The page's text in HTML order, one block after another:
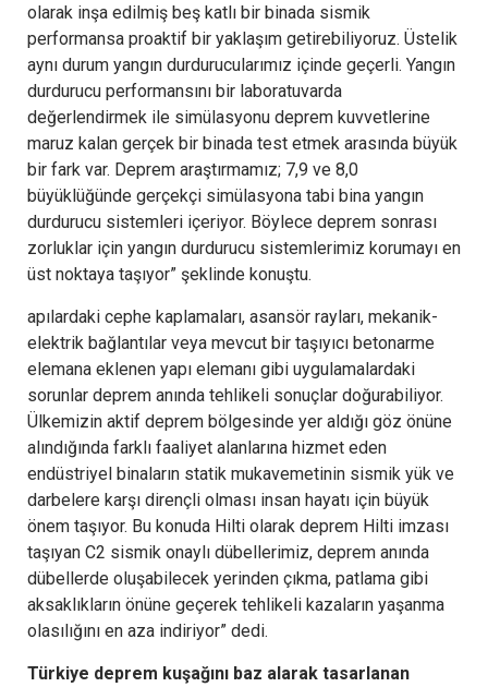
olarak inşa edilmiş beş katlı bir binada sismik
performansa proaktif bir yaklaşım getirebiliyoruz. Üstelik
aynı durum yangın durdurucularımız içinde geçerli. Yangın
durdurucu performansını bir laboratuvarda
değerlendirmek ile simülasyonu deprem kuvvetlerine
maruz kalan gerçek bir binada test etmek arasında büyük
bir fark var. Deprem araştırmamız; 7,9 ve 8,0
büyüklüğünde gerçekçi simülasyona tabi bina yangın
durdurucu sistemleri içeriyor. Böylece deprem sonrası
zorluklar için yangın durdurucu sistemlerimiz korumayı en
üst noktaya taşıyor” şeklinde konuştu.
apılardaki cephe kaplamaları, asansör rayları, mekanik-
elektrik bağlantılar veya mevcut bir taşıyıcı betonarme
elemana eklenen yapı elemanı gibi uygulamalardaki
sorunlar deprem anında tehlikeli sonuçlar doğurabiliyor.
Ülkemizin aktif deprem bölgesinde yer aldığı göz önüne
alındığında farklı faaliyet alanlarına hizmet eden
endüstriyel binaların statik mukavemetinin sismik yük ve
darbelere karşı dirençli olması insan hayatı için büyük
önem taşıyor. Bu konuda Hilti olarak deprem Hilti imzası
taşıyan C2 sismik onaylı dübellerimiz, deprem anında
dübellerde oluşabilecek yerinden çıkma, patlama gibi
aksaklıkların önüne geçerek tehlikeli kazaların yaşanma
olasılığını en aza indiriyor” dedi.
Türkiye deprem kuşağını baz alarak tasarlanan